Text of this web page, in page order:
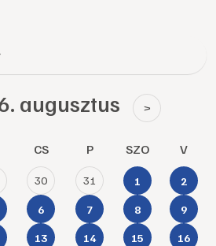
augusztus >
CS P SZO V
30 31 1 2
6 7 8 9
13 14 15 16